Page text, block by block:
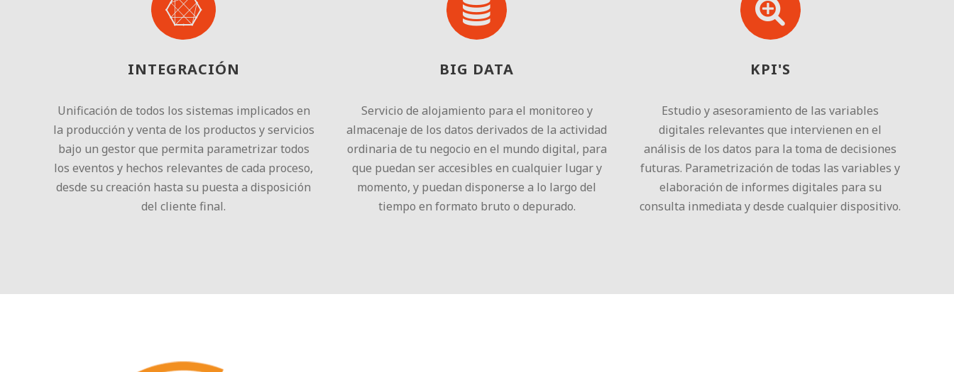
INTEGRACIÓN
Unificación de todos los sistemas implicados en
la producción y venta de los productos y servicios
bajo un gestor que permita parametrizar todos
los eventos y hechos relevantes de cada proceso,
desde su creación hasta su puesta a disposición
del cliente final.
BIG DATA
Servicio de alojamiento para el monitoreo y
almacenaje de los datos derivados de la actividad
ordinaria de tu negocio en el mundo digital, para
que puedan ser accesibles en cualquier lugar y
momento, y puedan disponerse a lo largo del
tiempo en formato bruto o depurado.
KPI'S
Estudio y asesoramiento de las variables
digitales relevantes que intervienen en el
análisis de los datos para la toma de decisiones
futuras. Parametrización de todas las variables y
elaboración de informes digitales para su
consulta inmediata y desde cualquier dispositivo.